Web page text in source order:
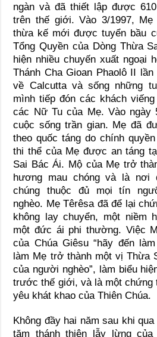
ngàn và đã thiết lập được
trên thế giới. Vào 3/1997,
thừa kế mới được tuyển bầu
Tổng Quyền của Dòng Thừa
hiện nhiều chuyến xuất ngoại
Thánh Cha Gioan Phaolô II
về Calcutta và sống những
mình tiếp đón các khách
các Nữ Tu của Mẹ. Vào ngày
cuộc sống trần gian. Mẹ đã
theo quốc táng do chính
thi thể của Mẹ được an táng
Sai Bác Ái. Mộ của Mẹ trở
hương mau chóng và là nơi
chúng thuộc đủ mọi tín
nghèo. Mẹ Têrêsa đã để lại
không lay chuyển, một niềm
một đức ái phi thường. Việc
của Chúa Giêsu “hãy đến
làm Mẹ trở thành một vị Thừa
của người nghèo”, làm biểu
trước thế giới, và là một chứng
yêu khát khao của Thiên Chúa.
Không đầy hai năm sau khi
tăm thánh thiện lẫy lừng